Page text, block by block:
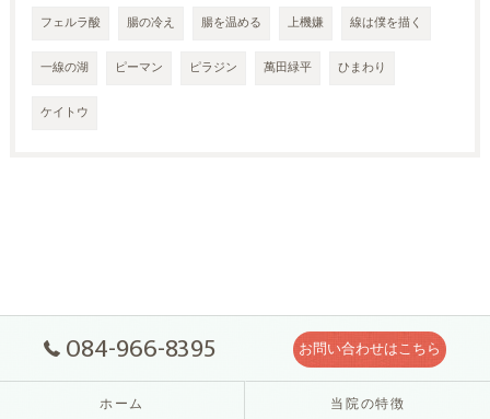
フェルラ酸 腸の冷え 腸を温める 上機嫌 線は僕を描く
一線の湖 ピーマン ピラジン 萬田緑平 ひまわり
ケイトウ
084-966-8395 お問い合わせはこちら
ホーム 当院の特徴